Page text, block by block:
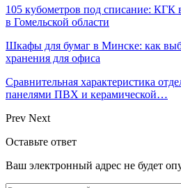
105 кубометров под списание: КГК
в Гомельской области
Шкафы для бумаг в Минске: как
хранения для офиса
Сравнительная характеристика
панелями ПВХ и керамической…
Prev Next
Оставьте ответ
Ваш электронный адрес не будет